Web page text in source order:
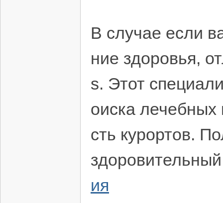
В случае если
ние здоровья,
s. Этот
оиска
сть курортов.
ия